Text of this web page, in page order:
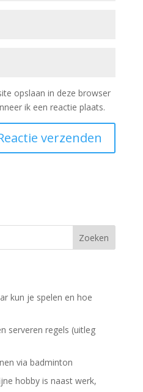
opslaan in deze browser
ik een reactie plaats.
Zoeken
kun je spelen en hoe
serveren regels (uitleg
via badminton
hobby is naast werk,